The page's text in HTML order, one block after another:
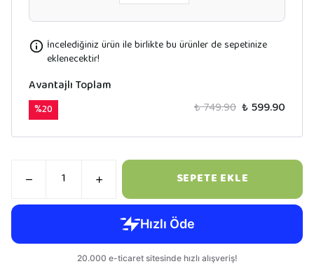
İncelediğiniz ürün ile birlikte bu ürünler de sepetinize
eklenecektir!
Avantajlı Toplam
%20 ₺ 749.90 ₺ 599.90
SEPETE EKLE